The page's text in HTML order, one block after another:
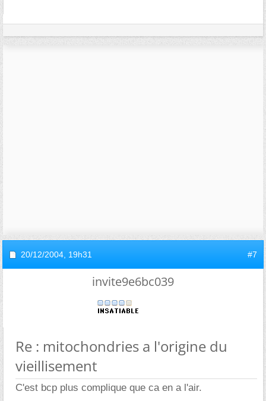
20/12/2004, 19h31 #7
invite9e6bc039
Re : mitochondries a l'origine du
vieillisement
C'est bcp plus complique que ca en a l'air.